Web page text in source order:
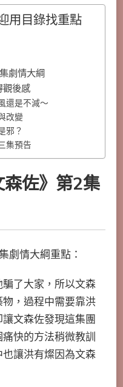
用目錄找重點
劇情大綱
觀後感
還是不減～
改變
邪？
集預告
佐》第2集
劇情大綱重點：
了大家，所以文森
，過程中需要靠洪
文森佐發現這集團
快的方法稍微教訓
讓洪有燦因為文森